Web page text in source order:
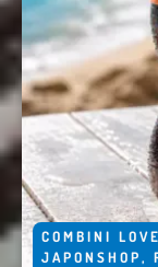
COMBINI
JAPONSHOP,